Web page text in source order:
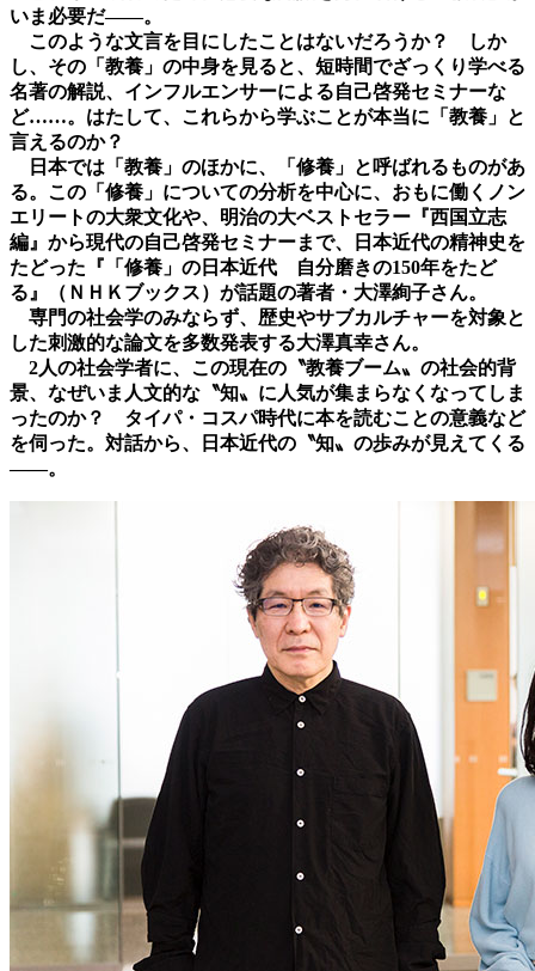
いま必要だ――。
このような文言を目にしたことはないだろうか？
しか
し、その「教養」の中身を見ると、短時間でざっくり学べる
名著の解説、インフルエンサーによる自己啓発セミナーな
ど……。 はたして、これらから学ぶことが本当に「教養」と
言えるのか？
日本では「教養」のほかに、「修養」と呼ばれるものがあ
る。この「修養」についての分析を中心に、おもに働くノン
エリートの大衆文化や、明治の大ベストセラー『西国立志
編』から現代の自己啓発セミナーまで、日本近代の精神史を
たどった『「修養」の日本近代 自分磨きの150年をたど
る』（ＮＨＫブックス）が話題の著者・大澤絢子さん。
専門の社会学のみならず、歴史やサブカルチャーを対象と
した刺激的な論文を多数発表する大澤真幸さん。
2人の社会学者に、この現在の〝教養ブーム〟の社会的背
景、なぜいま人文的な〝知〟に人気が集まらなくなってしま
ったのか？ タイパ・コスパ時代に本を読むことの意義など
を伺った。 対話から、日本近代の〝知〟の歩みが見えてくる
――。